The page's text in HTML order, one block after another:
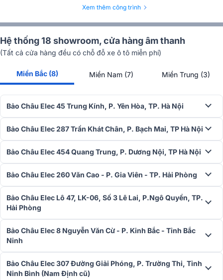
Kết nối Dual Connect & Sync và đa điểm Multi-Point
Đang xem show hay thì tới ngay cuộc gọi? Không thành vấn đề. Kết
nối đa điểm Multi- Point Connection cho phép bạn tức thì chuyển
kết nối tai nghe từ thiết bị này qua thiết bị khác mà không cần thao
tác thủ công. Nhờ đó, bạn có thể chuyển tiếp từ việc nghe nhạc,
xem gameshow qua trả lời cuộc gọi đến dễ dàng và nhanh chóng,
không cần thông qua các thao tác thủ công. Các thiết bị Android
cũng có thể tức thì hiện giao diện kết nối từ Fast Pair (Google) tiện
chuyển qua lại giữa 2 bên tai nghe trái phải, hiệu ứng âm nhạc
mono với stereo theo cách bạn thích.
Xem thêm công trình
Hệ thống 18 showroom, cửa hàng âm thanh
(Tất cả cửa hàng đều có chỗ đỗ xe ô tô miễn phí)
Miền Bắc (8) Miền Nam (7) Miền Trung (3)
Bảo Châu Elec 45 Trung Kính, P. Yên Hòa, TP. Hà Nội
Bảo Châu Elec 287 Trần Khát Chân, P. Bạch Mai, TP Hà Nội
Bảo Châu Elec 454 Quang Trung, P. Dương Nội, TP Hà Nội
Bảo Châu Elec 260 Văn Cao - P. Gia Viên - TP. Hải Phòng
Bảo Châu Elec Lô 47, LK-06, Số 3 Lê Lai, P.Ngô Quyền, TP.
Hải Phòng
Bảo Châu Elec 8 Nguyễn Văn Cừ - P. Kinh Bắc - Tỉnh Bắc
Ninh
Bảo Châu Elec 307 Đường Giải Phóng, P. Trường Thi, Tỉnh
Ninh Bình (Nam Định cũ)